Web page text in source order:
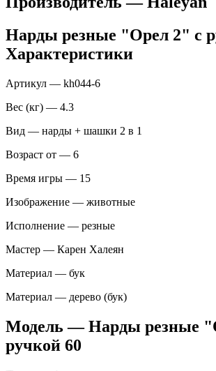
Нарды резные "Орел 2" с
Характеристики
Артикул — kh044-6
Вес (кг) — 4.3
Вид — нарды + шашки 2 в 1
Возраст от — 6
Время игры — 15
Изображение — животные
Исполнение — резные
Мастер — Карен Халеян
Материал — бук
Материал — дерево (бук)
Модель — Нарды резные
ручкой 60